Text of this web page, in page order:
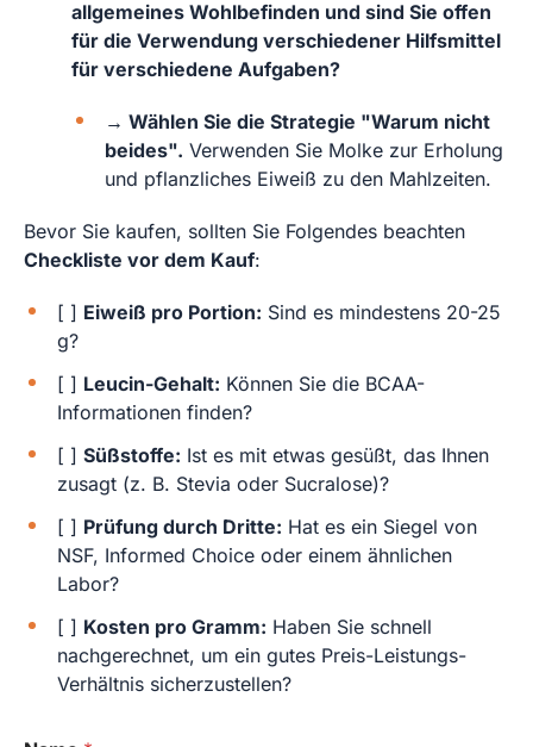
allgemeines Wohlbefinden und sind Sie offen
für die Verwendung verschiedener Hilfsmittel
für verschiedene Aufgaben?
→ Wählen Sie die Strategie "Warum nicht
beides". Verwenden Sie Molke zur Erholung
und pflanzliches Eiweiß zu den Mahlzeiten.
Bevor Sie kaufen, sollten Sie Folgendes beachten
Checkliste vor dem Kauf:
[ ] Eiweiß pro Portion: Sind es mindestens 20-25
g?
[ ] Leucin-Gehalt: Können Sie die BCAA-
Informationen finden?
[ ] Süßstoffe: Ist es mit etwas gesüßt, das Ihnen
zusagt (z. B. Stevia oder Sucralose)?
[ ] Prüfung durch Dritte: Hat es ein Siegel von
NSF, Informed Choice oder einem ähnlichen
Labor?
[ ] Kosten pro Gramm: Haben Sie schnell
nachgerechnet, um ein gutes Preis-Leistungs-
Verhältnis sicherzustellen?